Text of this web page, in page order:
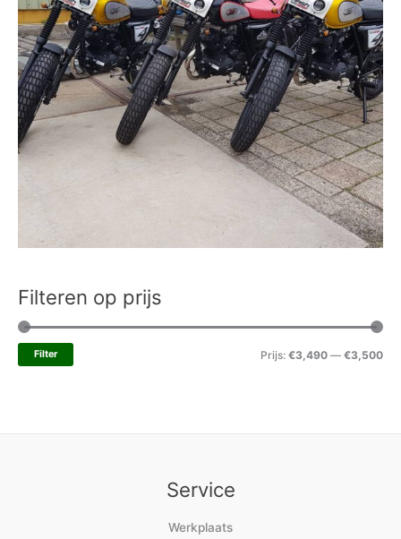
Filteren op prijs
Filter Prijs: €3,490 — €3,500
Service
Werkplaats